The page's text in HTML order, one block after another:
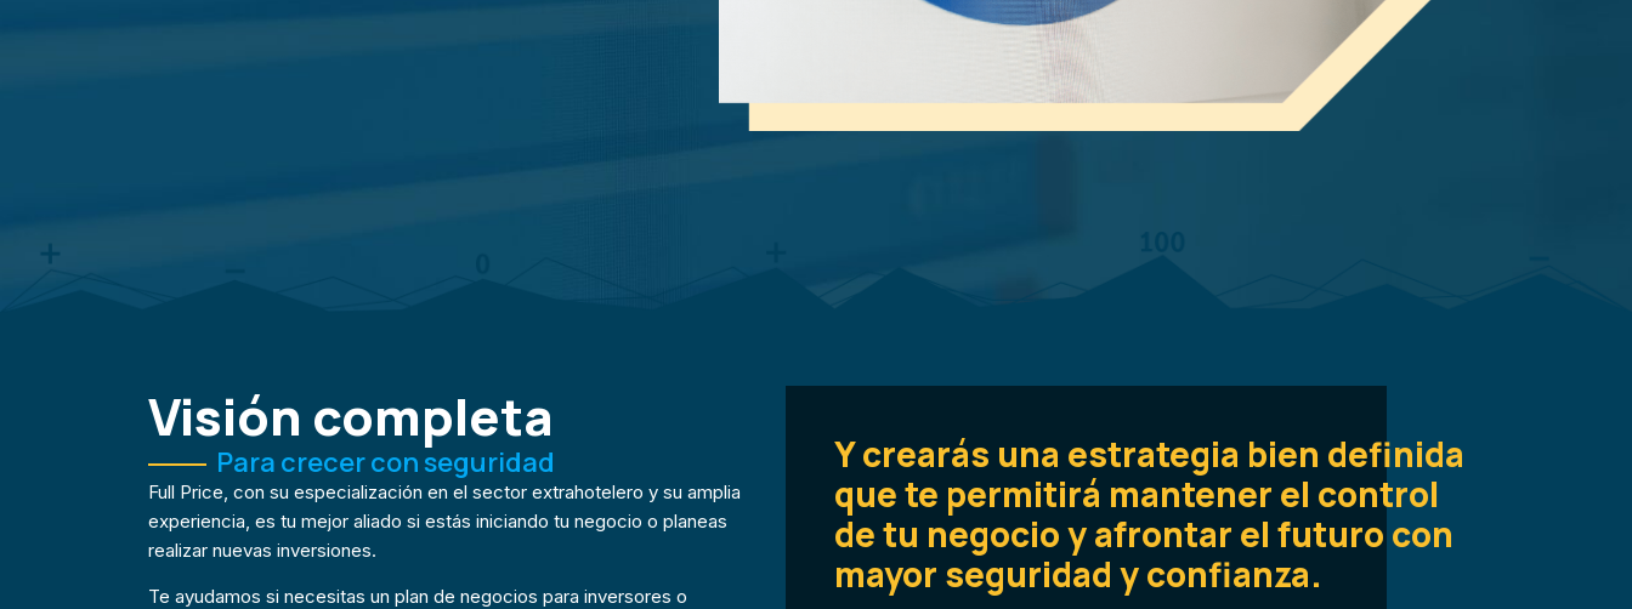
Visión completa
Para crecer con seguridad
Full Price, con su especialización en el sector extrahotelero y su amplia
experiencia, es tu mejor aliado si estás iniciando tu negocio o planeas
realizar nuevas inversiones.
Te ayudamos si necesitas un plan de negocios para inversores o
Y crearás una estrategia bien definida
que te permitirá mantener el control
de tu negocio y afrontar el futuro con
mayor seguridad y confianza.